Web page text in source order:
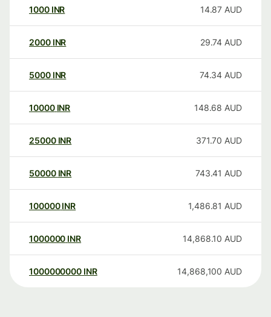
1000 INR 14.87 AUD
2000 INR 29.74 AUD
5000 INR 74.34 AUD
10000 INR 148.68 AUD
25000 INR 371.70 AUD
50000 INR 743.41 AUD
100000 INR 1,486.81 AUD
1000000 INR 14,868.10 AUD
1000000000 INR 14,868,100 AUD